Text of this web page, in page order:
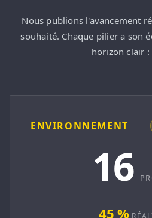
Nous publions l'avancement
souhaité. Chaque pilier a son
horizon clair :
ENVIRONNEMENT
16
45 %